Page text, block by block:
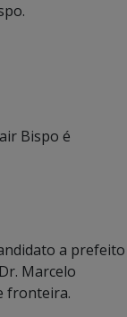
Bispo é
a prefeito
Marcelo
fronteira.